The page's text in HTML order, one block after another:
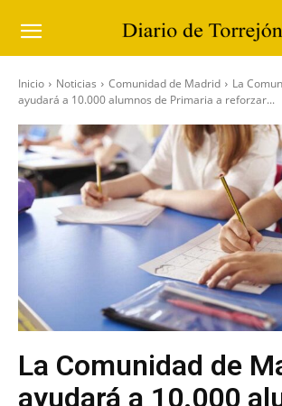
Inicio Noticias Comunidad de Madrid
La
ayudará a 10.000 alumnos de Primaria a reforzar...
La Comunidad de
ayudará a 10.000